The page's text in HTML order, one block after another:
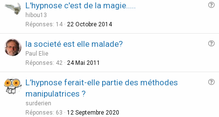
L'hypnose c'est de la magie.....
hibou13
Réponses 14 22 Octobre 2014
la societé est elle malade?
Paul Elie
Réponses 42 24 Mai 2011
L’hypnose ferait-elle partie des méthodes
manipulatrices ?
surderien
Réponses 63 12 Septembre 2020